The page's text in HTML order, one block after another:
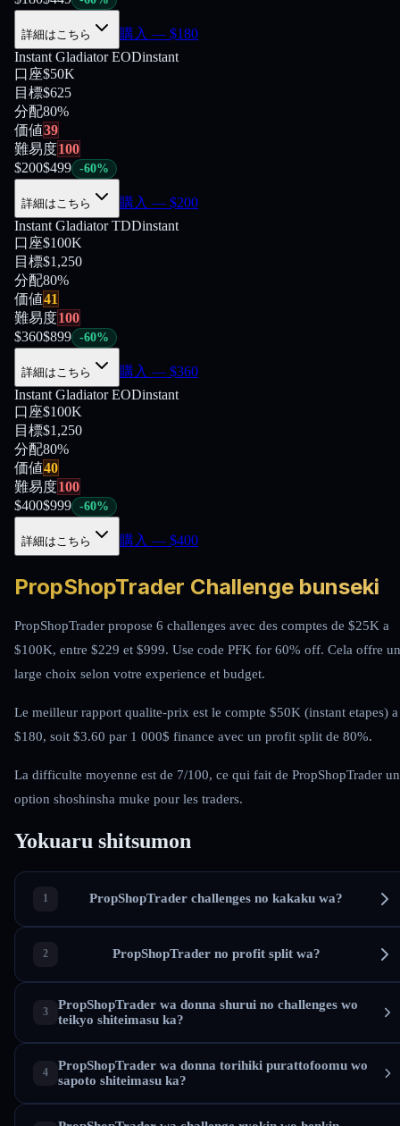
詳細はこちら 購入 — $180
Instant Gladiator EODinstant
口座$50K
目標$625
分配80%
価値39
難易度100
$200$499 -60%
詳細はこちら 購入 — $200
Instant Gladiator TDDinstant
口座$100K
目標$1,250
分配80%
価値41
難易度100
$360$899 -60%
詳細はこちら 購入 — $360
Instant Gladiator EODinstant
口座$100K
目標$1,250
分配80%
価値40
難易度100
$400$999 -60%
詳細はこちら 購入 — $400
PropShopTrader Challenge bunseki
PropShopTrader propose 6 challenges avec des comptes de $25K a
$100K, entre $229 et $999. Use code PFK for 60% off. Cela offre un
large choix selon votre experience et budget.
Le meilleur rapport qualite-prix est le compte $50K (instant etapes) a
$180, soit $3.60 par 1 000$ finance avec un profit split de 80%.
La difficulte moyenne est de 7/100, ce qui fait de PropShopTrader
option shoshinsha muke pour les traders.
Yokuaru shitsumon
PropShopTrader challenges no kakaku wa?
PropShopTrader no profit split wa?
PropShopTrader wa donna shurui no challenges wo
teikyo shiteimasu ka?
PropShopTrader wa donna torihiki purattofoomu wo
sapoto shiteimasu ka?